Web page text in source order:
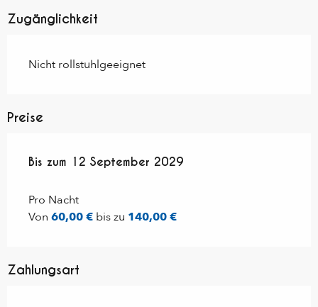
Zugänglichkeit
Nicht rollstuhlgeeignet
Preise
ab 1 Januar 2024bis zum12 September 2029
Bis zum 12 September 2029
Pro Nacht
Von 60,00 € bis zu 140,00 €
Zahlungsart